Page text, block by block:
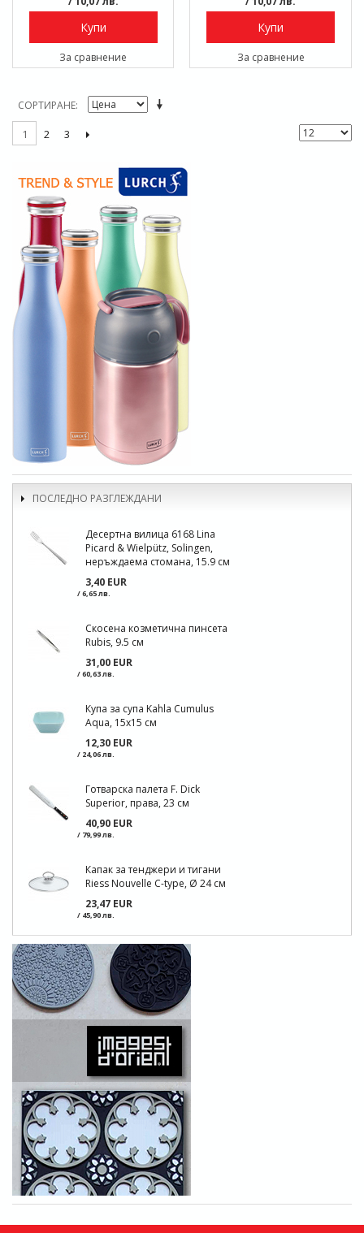
Купи
За сравнение
Купи
За сравнение
СОРТИРАНЕ
1 2 3
ПОСЛЕДНО РАЗГЛЕЖДАНИ
Десертна вилица 6168 Lina
Picard & Wielpütz, Solingen,
неръждаема стомана, 15.9 см
3,40 EUR
/ 6,65 лв.
Скосена козметична пинсета
Rubis, 9.5 см
31,00 EUR
/ 60,63 лв.
Купа за супа Kahla Cumulus
Aqua, 15х15 см
12,30 EUR
/ 24,06 лв.
Готварска палета F. Dick
Superior, права, 23 см
40,90 EUR
/ 79,99 лв.
Капак за тенджери и тигани
Riess Nouvelle C-type, Ø 24 см
23,47 EUR
/ 45,90 лв.